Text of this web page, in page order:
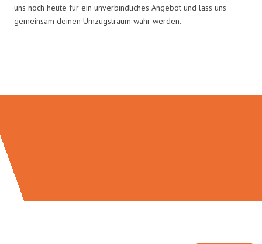
uns noch heute für ein unverbindliches Angebot und lass uns
gemeinsam deinen Umzugstraum wahr werden.